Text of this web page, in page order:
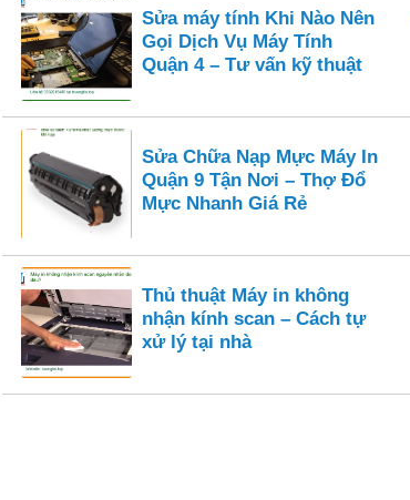
Sửa máy tính Khi Nào Nên
Gọi Dịch Vụ Máy Tính
Quận 4 – Tư vấn kỹ thuật
Sửa Chữa Nạp Mực Máy In
Quận 9 Tận Nơi – Thợ Đổ
Mực Nhanh Giá Rẻ
Thủ thuật Máy in không
nhận kính scan – Cách tự
xử lý tại nhà